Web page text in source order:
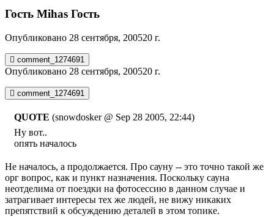
Гость Mihas Гость
Опубликовано 28 сентября, 200520 г.
comment_1274691
Опубликовано 28 сентября, 200520 г.
comment_1274691
QUOTE (snowdosker @ Sep 28 2005, 22:44)
Ну вот..
опять началось
Не началось, а продолжается. Про сауну -- это точно такой же
орг вопрос, как и пункт назначения. Поскольку сауна
неотделима от поездки на фотосессию в данном случае и
затрагивает интересы тех же людей, не вижу никаких
препятствий к обсуждению деталей в этом топике.